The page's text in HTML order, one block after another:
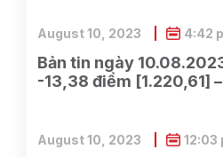
Bản tin ngày
-13,38 điểm [1.220,61] –
August 10, 2023 4:42
August 10, 2023 12:03